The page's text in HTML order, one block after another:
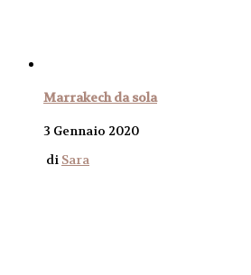
Marrakech da sola
3 Gennaio 2020
di Sara